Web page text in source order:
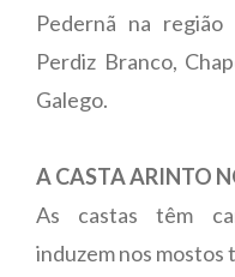
Pedernã na
Perdiz Branco,
Galego.
A CASTA ARINTO
As castas têm
induzem nos